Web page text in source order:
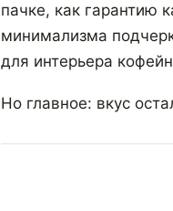
пачке, как гарантию
минимализма
для интерьера
Но главное: вкус